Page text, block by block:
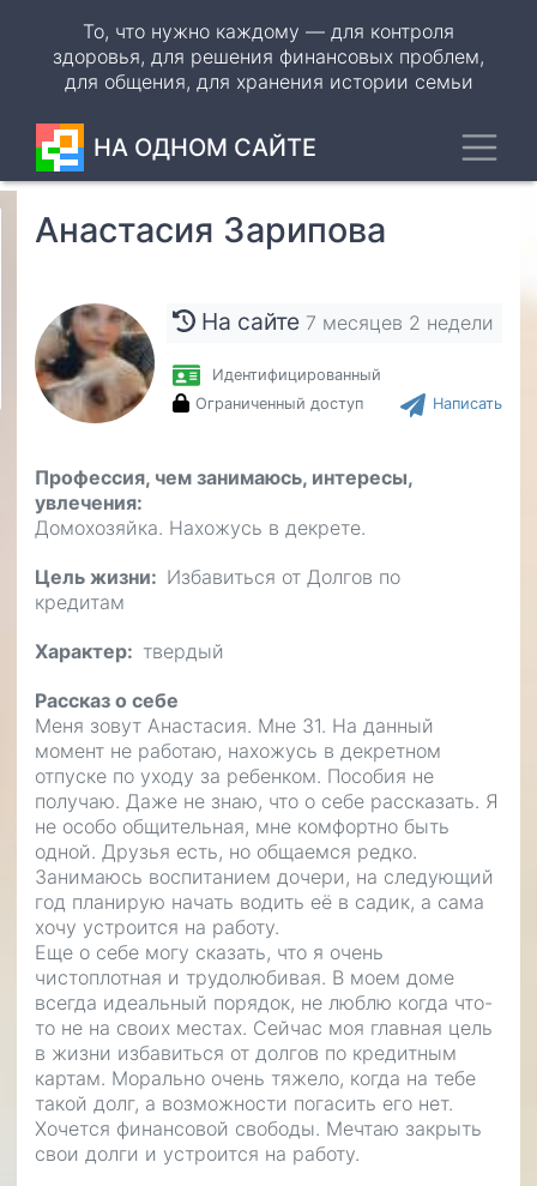
основному
содержанию
То, что нужно каждому — для контроля
здоровья, для решения финансовых проблем,
для общения, для хранения истории семьи
НА ОДНОМ САЙТЕ
Анастасия Зарипова
На сайте 7 месяцев 2 недели
Идентифицированный
Ограниченный доступ
Написать
Профессия, чем занимаюсь, интересы,
увлечения
Домохозяйка. Нахожусь в декрете.
Цель жизни
Избавиться от Долгов по
кредитам
Характер твердый
Рассказ о себе
Меня зовут Анастасия. Мне 31. На данный
момент не работаю, нахожусь в декретном
отпуске по уходу за ребенком. Пособия не
получаю. Даже не знаю, что о себе рассказать. Я
не особо общительная, мне комфортно быть
одной. Друзья есть, но общаемся редко.
Занимаюсь воспитанием дочери, на следующий
год планирую начать водить её в садик, а сама
хочу устроится на работу.
Еще о себе могу сказать, что я очень
чистоплотная и трудолюбивая. В моем доме
всегда идеальный порядок, не люблю когда что-
то не на своих местах. Сейчас моя главная цель
в жизни избавиться от долгов по кредитным
картам. Морально очень тяжело, когда на тебе
такой долг, а возможности погасить его нет.
Хочется финансовой свободы. Мечтаю закрыть
свои долги и устроится на работу.